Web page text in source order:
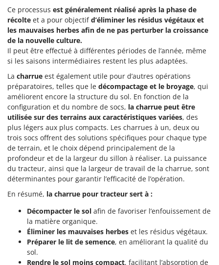
Ce processus est généralement réalisé après la phase de
récolte et a pour objectifd’éliminer les résidus végétaux et
les mauvaises herbes afin de ne pas perturber la croissance
de la nouvelle culture.
Il peut être effectué à différentes périodes de l’année, même
si les saisons intermédiaires restent les plus adaptées.
La charrue est également utile pour d’autres opérations
préparatoires, telles que le décompactage et le broyage, qui
améliorent encore la structure du sol. En fonction de la
configuration et du nombre de socs, la charrue peut être
utilisée sur des terrains aux caractéristiques variées, des
plus légers aux plus compacts. Les charrues à un, deux ou
trois socs offrent des solutions spécifiques pour chaque type
de terrain, et le choix dépend principalement de la
profondeur et de la largeur du sillon à réaliser. La puissance
du tracteur, ainsi que la largeur de travail de la charrue, sont
déterminantes pour garantir l’efficacité de l’opération.
En résumé, la charrue pour tracteur sert à :
Décompacter le sol afin de favoriser l’enfouissement de
la matière organique.
Éliminer les mauvaises herbes et les résidus végétaux.
Préparer le lit de semence, en améliorant la qualité du
sol.
Rendre le sol moins compact, facilitant l’absorption de